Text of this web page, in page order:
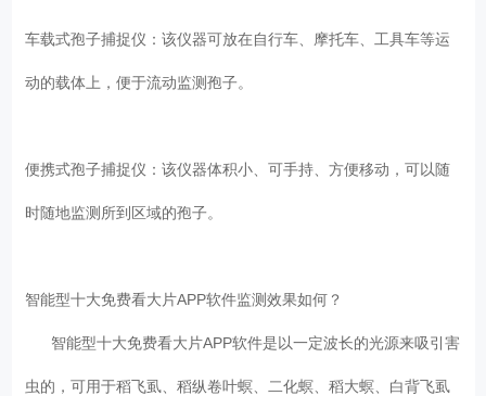
车载式孢子捕捉仪：该仪器可放在自行车、摩托车、工具车等运
动的载体上，便于流动监测孢子。
便携式孢子捕捉仪：该仪器体积小、可手持、方便移动，可以随
时随地监测所到区域的孢子。
智能型十大免费看大片APP软件监测效果如何？
智能型十大免费看大片APP软件是以一定波长的光源来吸引害
虫的，可用于稻飞虱、稻纵卷叶螟、二化螟、稻大螟、白背飞虱